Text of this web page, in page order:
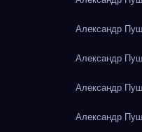
Александр
Александр
Александр
Александр